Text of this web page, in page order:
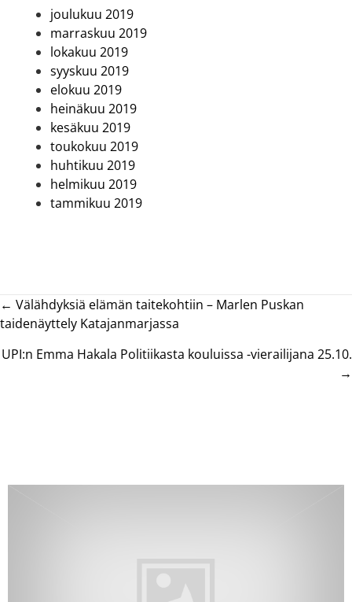
joulukuu 2019
marraskuu 2019
lokakuu 2019
syyskuu 2019
elokuu 2019
heinäkuu 2019
kesäkuu 2019
toukokuu 2019
huhtikuu 2019
helmikuu 2019
tammikuu 2019
Posts
navigation
← Välähdyksiä elämän taitekohtiin ­– Marlen Puskan
taidenäyttely Katajanmarjassa
UPI:n Emma Hakala Politiikasta kouluissa -vierailijana 25.10.
→